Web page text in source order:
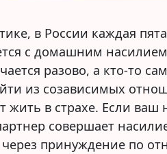
в России каждая
с домашним
разово, а кто-то
из созависимых
жить в страхе. Если
совершает
через принуждение по